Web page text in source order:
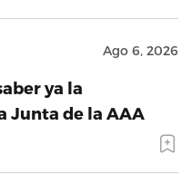
Ago 6, 2026
ya la
Junta de la AAA